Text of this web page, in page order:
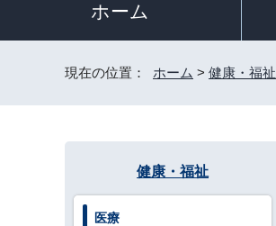
ホーム
現在の位置： ホーム > 健康・福祉
健康・福祉
医療